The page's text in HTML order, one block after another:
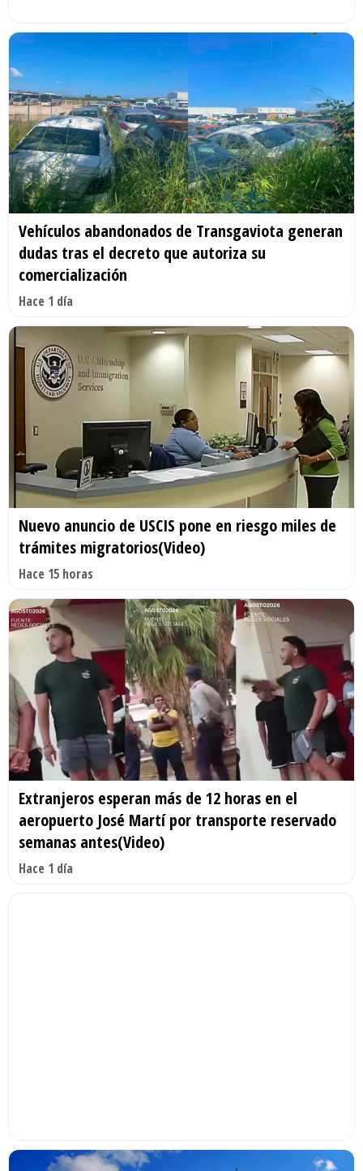
Vehículos abandonados de Transgaviota generan
dudas tras el decreto que autoriza su
comercialización
Hace 1 día
Nuevo anuncio de USCIS pone en riesgo miles de
trámites migratorios(Video)
Hace 15 horas
Extranjeros esperan más de 12 horas en el
aeropuerto José Martí por transporte reservado
semanas antes(Video)
Hace 1 día